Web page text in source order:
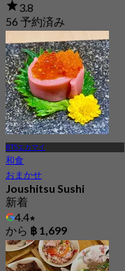
3.8
56 予約済み
BTSエカマイ
和食
おまかせ
Joushitsu Sushi
新着
4.4
から ฿ 1,699